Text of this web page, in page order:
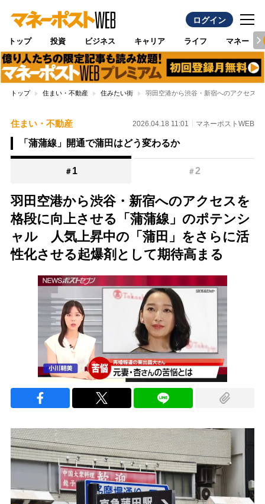
ログイン
トップ 投資 ビジネス キャリア ライフ マネー
トップ 住まい・不動産 住みたい街 羽田空港から渋谷・新宿へのアクセス
住まい・不動産 2026.04.18 11:01 マネーポストWEB
「蒲蒲線」開通で蒲田はどう変わるか
＃ 1 ＃2
羽田空港から渋谷・新宿へのアクセスを
格段に向上させる「蒲蒲線」のポテンシ
ャル 人気上昇中の「蒲田」をさらに活
性化させる起爆剤として期待高まる